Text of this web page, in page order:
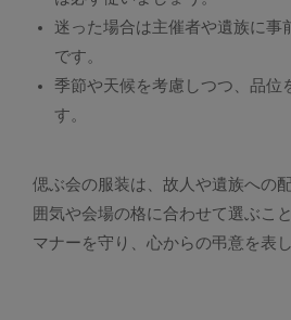
迷った場合は主催者や遺族に事
です。
季節や天候を考慮しつつ、品位
す。
偲ぶ会の服装は、故人や遺族への
囲気や会場の格に合わせて選ぶこ
マナーを守り、心からの弔意を表